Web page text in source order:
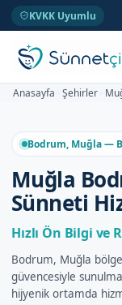
KVKK Uyumlu
Anasayfa Şehirler
Bodrum, Muğla —
Muğla
Sünneti
Hızlı Ön Bilgi ve
Bodrum, Muğla
güvencesiyle
hijyenik ortamda